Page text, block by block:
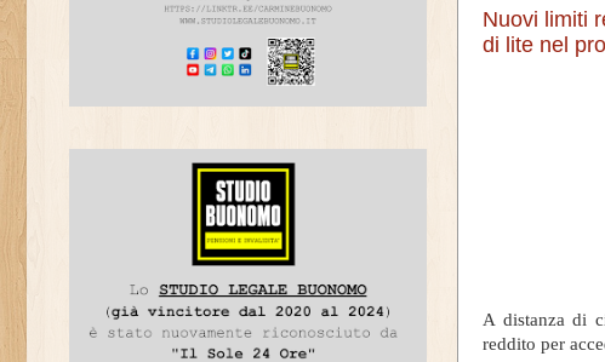
Nuovi limiti
di lite nel
A distanza di
reddito per